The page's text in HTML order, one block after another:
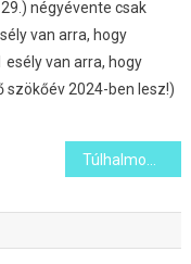
négyévente csak
van arra, hogy
van arra, hogy
szökőév 2024-ben lesz!)